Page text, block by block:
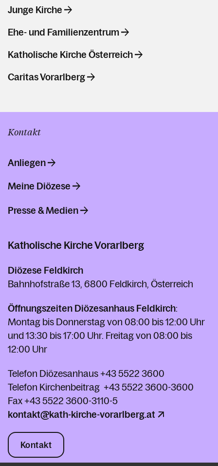
Junge Kirche
Ehe- und Familienzentrum
Katholische Kirche Österreich
Caritas Vorarlberg
Kontakt
Anliegen
Meine Diözese
Presse & Medien
Katholische Kirche Vorarlberg
Diözese Feldkirch
Bahnhofstraße 13, 6800 Feldkirch, Österreich
Öffnungszeiten Diözesanhaus Feldkirch:
Montag bis Donnerstag von 08:00 bis 12:00 Uhr
und 13:30 bis 17:00 Uhr. Freitag von 08:00 bis
12:00 Uhr
Telefon Diözesanhaus +43 5522 3600
Telefon Kirchenbeitrag +43 5522 3600-3600
Fax +43 5522 3600-3110-5
kontakt@kath-kirche-vorarlberg.at
Kontakt